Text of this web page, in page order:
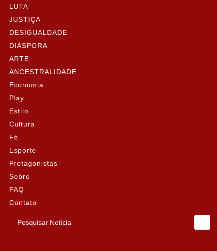
LUTA
JUSTIÇA
DESIGUALDADE
DIÁSPORA
ARTE
ANCESTRALIDADE
Economia
Play
Estilo
Cultura
Fé
Esporte
Protagonistas
Sobre
FAQ
Contato
Pesquisar Notícia